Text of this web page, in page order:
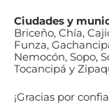
Ciudades y
Briceño, Chía,
Funza,
Nemocón, Sopo,
Tocancipá y
¡Gracias por